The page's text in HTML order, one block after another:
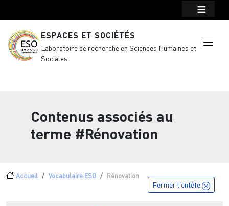
ESPACES ET SOCIÉTÉS
Laboratoire de recherche en Sciences Humaines et
Sociales
Contenus associés au
terme #Rénovation
Fil d'Ariane
Accueil Vocabulaire ESO Rénovation
Fermer l'entête